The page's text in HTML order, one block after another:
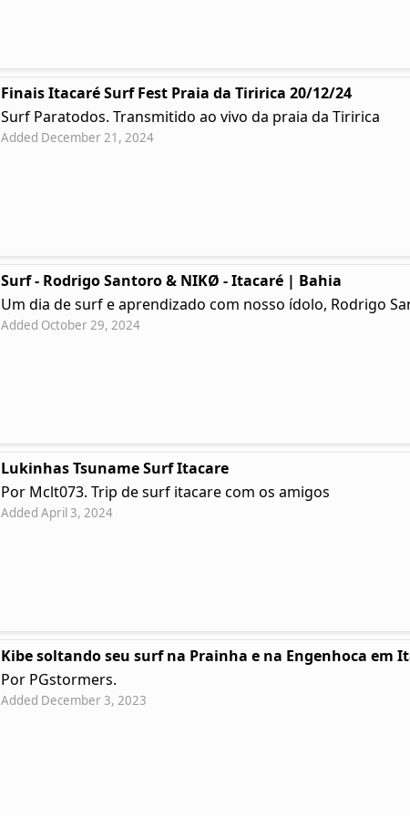
Finais Itacaré Surf Fest Praia da Tiririca 20/12/24
Surf Paratodos. Transmitido ao vivo da praia da Tiririca
Added December 21, 2024
Surf - Rodrigo Santoro & NIKØ - Itacaré | Bahia
Um dia de surf e aprendizado com nosso ídolo, Rodrigo
Added October 29, 2024
Lukinhas Tsuname Surf Itacare
Por Mclt073. Trip de surf itacare com os amigos
Added April 3, 2024
Kibe soltando seu surf na Prainha e na Engenhoca em
Por PGstormers.
Added December 3, 2023